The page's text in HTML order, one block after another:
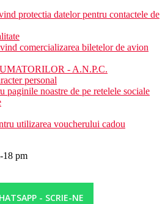
protectia datelor pentru contactele de
comercializarea biletelor de avion
- A.N.P.C.
personal
paginile noastre de pe retelele sociale
utilizarea voucherului cadou
18 pm
- SCRIE-NE